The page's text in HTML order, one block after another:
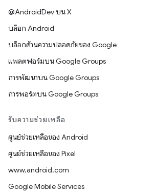
@AndroidDev บน X
บล็อก Android
บล็อกด้านความปลอดภัยของ Google
แพลตฟอร์มบน Google Groups
การพัฒนาบน Google Groups
การพอร์ตบน Google Groups
รับความช่วยเหลือ
ศูนย์ช่วยเหลือของ Android
ศูนย์ช่วยเหลือของ Pixel
www.android.com
Google Mobile Services